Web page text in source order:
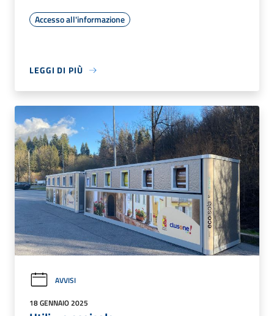
Accesso all'informazione
LEGGI DI PIÙ
AVVISI
18 GENNAIO 2025